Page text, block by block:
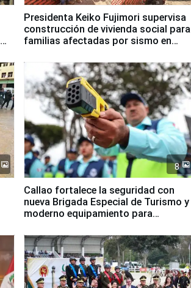
Presidenta Keiko Fujimori supervisa
construcción de vivienda social para
familias afectadas por sismo en
8
Callao fortalece la seguridad con
nueva Brigada Especial de Turismo y
moderno equipamiento para